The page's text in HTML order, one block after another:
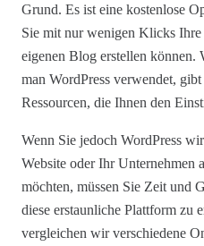
Grund. Es ist eine kostenlose
Sie mit nur wenigen Klicks Ihre
eigenen Blog erstellen können.
man WordPress verwendet,
Ressourcen, die Ihnen den
Wenn Sie jedoch WordPress
Website oder Ihr Unternehmen
möchten, müssen Sie Zeit und
diese erstaunliche Plattform zu
vergleichen wir verschiedene